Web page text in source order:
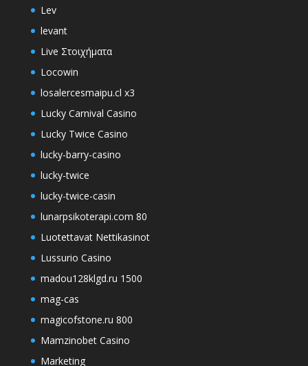
Lev
levant
Live Στοιχήματα
Locowin
losalercesmaipu.cl x3
Lucky Carnival Casino
Lucky Twice Casino
lucky-barry-casino
lucky-twice
lucky-twice-casin
lunarpsikoterapi.com 80
Luotettavat Nettikasinot
Lussurio Casino
madou128klgd.ru 1500
mag-cas
magicofstone.ru 800
Mamzinobet Casino
Marketing